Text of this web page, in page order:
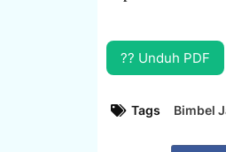
?? Unduh PDF
Tags Bimbel